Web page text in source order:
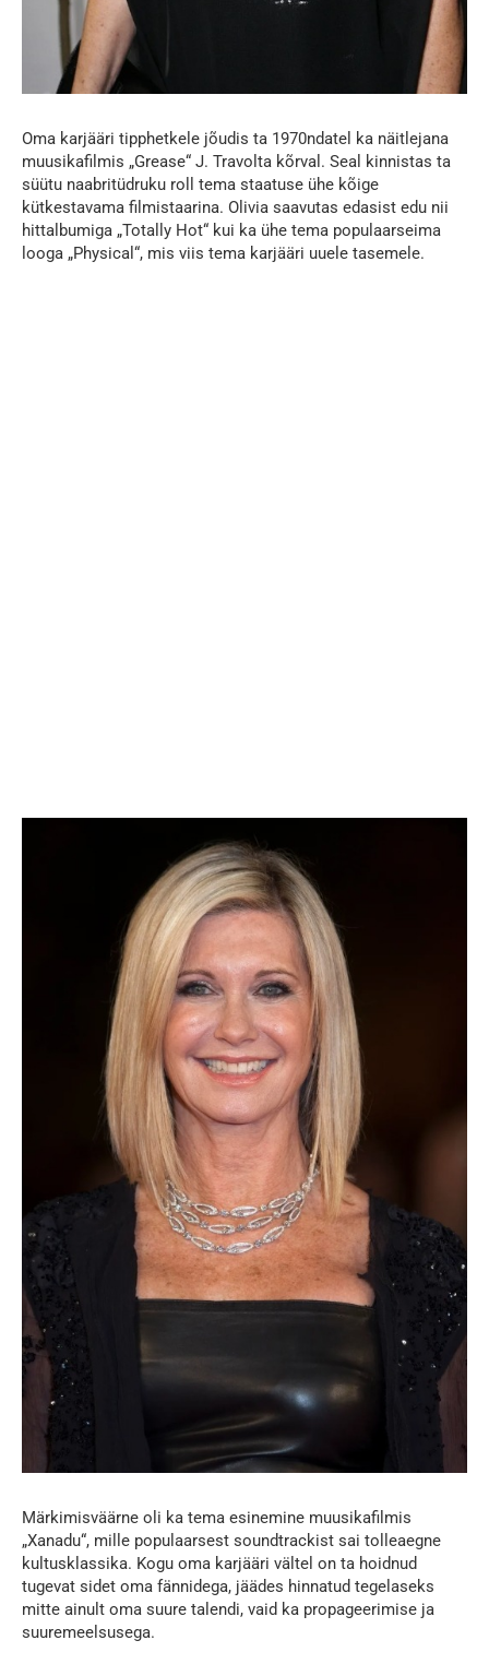
Oma karjääri tipphetkele jõudis ta 1970ndatel ka näitlejana
muusikafilmis „Grease“ J. Travolta kõrval. Seal kinnistas ta
süütu naabritüdruku roll tema staatuse ühe kõige
kütkestavama filmistaarina. Olivia saavutas edasist edu nii
hittalbumiga „Totally Hot“ kui ka ühe tema populaarseima
looga „Physical“, mis viis tema karjääri uuele tasemele.
Märkimisväärne oli ka tema esinemine muusikafilmis
„Xanadu“, mille populaarsest soundtrackist sai tolleaegne
kultusklassika. Kogu oma karjääri vältel on ta hoidnud
tugevat sidet oma fännidega, jäädes hinnatud tegelaseks
mitte ainult oma suure talendi, vaid ka propageerimise ja
suuremeelsusega.